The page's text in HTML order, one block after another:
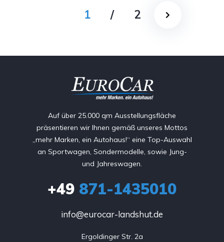
1 / 2
Auf über 25.000 qm Ausstellungsfläche
präsentieren wir Ihnen gemäß unseres Mottos
„mehr Marken, ein Autohaus!“ eine Top-Auswahl
an Sportwagen, Sondermodelle, sowie Jung-
und Jahreswagen.
+49 871-1435010
info@eurocar-landshut.de
Ergoldinger Str. 2a